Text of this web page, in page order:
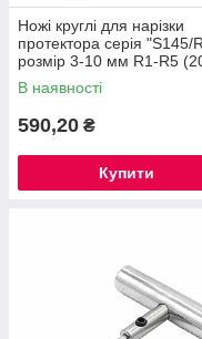
Ножі круглі для нарізки
протектора серія "S145/
розмір 3-10 мм R1-R5
- 1 упак.)
В наявності
590,20 ₴
Купити